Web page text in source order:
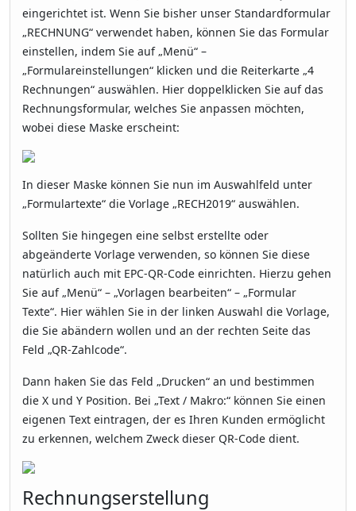
eingerichtet ist. Wenn Sie bisher unser Standardformular
„RECHNUNG“ verwendet haben, können Sie das Formular
einstellen, indem Sie auf „Menü“ –
„Formulareinstellungen“ klicken und die Reiterkarte „4
Rechnungen“ auswählen. Hier doppelklicken Sie auf das
Rechnungsformular, welches Sie anpassen möchten,
wobei diese Maske erscheint:
In dieser Maske können Sie nun im Auswahlfeld unter
„Formulartexte“ die Vorlage „RECH2019“ auswählen.
Sollten Sie hingegen eine selbst erstellte oder
abgeänderte Vorlage verwenden, so können Sie diese
natürlich auch mit EPC-QR-Code einrichten. Hierzu gehen
Sie auf „Menü“ – „Vorlagen bearbeiten“ – „Formular
Texte“. Hier wählen Sie in der linken Auswahl die Vorlage,
die Sie abändern wollen und an der rechten Seite das
Feld „QR-Zahlcode“.
Dann haken Sie das Feld „Drucken“ an und bestimmen
die X und Y Position. Bei „Text / Makro:“ können Sie einen
eigenen Text eintragen, der es Ihren Kunden ermöglicht
zu erkennen, welchem Zweck dieser QR-Code dient.
Rechnungserstellung